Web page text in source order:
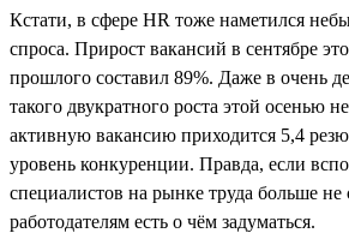
Кстати, в сфере HR тоже наметился
спроса. Прирост вакансий в сентябре
прошлого составил 89%. Даже в очень
такого двукратного роста этой осенью
активную вакансию приходится 5,4
уровень конкуренции. Правда, если
специалистов на рынке труда больше не
работодателям есть о чём задуматься.